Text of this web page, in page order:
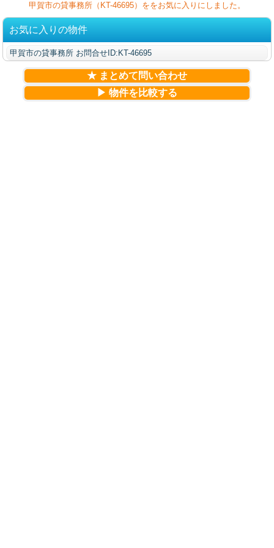
甲賀市の貸事務所（KT-46695）ををお気に入りにしました。
お気に入りの物件
甲賀市の貸事務所 お問合せID:KT-46695
★ まとめて問い合わせ
▶ 物件を比較する